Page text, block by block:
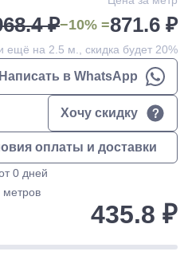
₽−10% =871.6 ₽
ещё на 2.5 м., скидка будет 20%
Написать в WhatsApp
Хочу скидку
оплаты и доставки
0 дней
метров
435.8 ₽